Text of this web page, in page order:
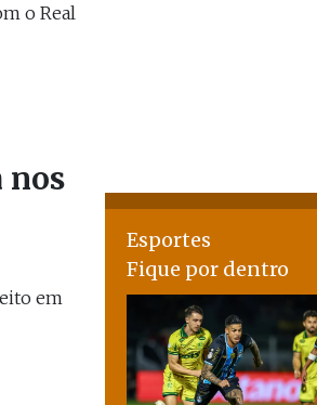
o Real
nos
em
Esportes
Fique por dentro